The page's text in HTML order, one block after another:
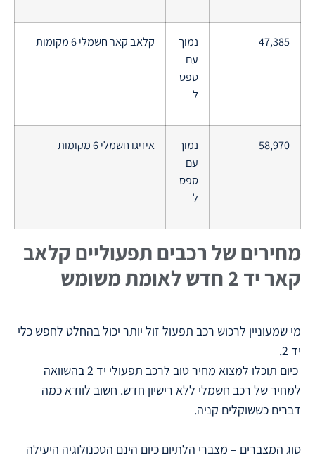
47,385
נמוך
עם
ספס
ל
קלאב קאר חשמלי 6 מקומות
58,970
נמוך
עם
ספס
ל
איזיגו חשמלי 6 מקומות
מחירים של רכבים תפעוליים קלאב
קאר יד 2 חדש לאומת משומש
מי שמעוניין לרכוש רכב תפעול זול יותר יכול בהחלט לחפש כלי
יד 2.
כיום תוכלו למצוא מחיר טוב לרכב תפעולי יד 2 בהשוואה
למחיר של רכב חשמלי ללא רישיון חדש. חשוב לוודא כמה
דברים כששוקלים קניה.
סוג המצברים – מצברי הלתיום כיום הינם הטכנולוגיה היעילה